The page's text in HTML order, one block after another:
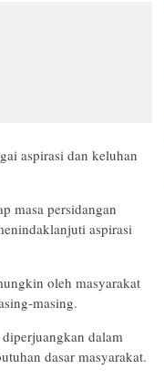
aspirasi dan keluhan
masa persidangan
aspirasi
oleh masyarakat
masing.
dalam
dasar masyarakat.